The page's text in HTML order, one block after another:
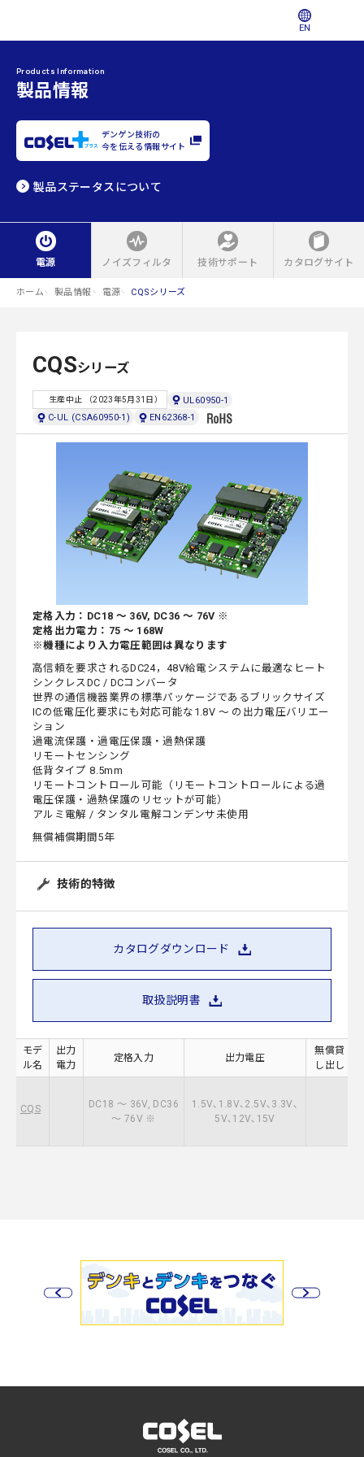
EN
Products Information
製品情報
デンゲン技術の
今を伝える情報サイト
製品ステータスについて
電源 ノイズフィルタ 技術サポート カタログサイト
ホーム 製品情報 電源 CQSシリーズ
CQSシリーズ
生産中止 （2023年5月31日）
UL60950-1
C-UL (CSA60950-1)
EN62368-1
定格入力：DC18 ～ 36V, DC36 ～ 76V ※
定格出力電力：75 ～ 168W
※機種により入力電圧範囲は異なります
高信頼を要求されるDC24，48V給電システムに最適なヒート
シンクレスDC / DCコンバータ
世界の通信機器業界の標準パッケージであるブリックサイズ
ICの低電圧化要求にも対応可能な1.8V ～ の出力電圧バリエー
ション
過電流保護・過電圧保護・過熱保護
リモートセンシング
低背タイプ 8.5mm
リモートコントロール可能（リモートコントロールによる過
電圧保護・過熱保護のリセットが可能）
アルミ電解 / タンタル電解コンデンサ未使用
無償補償期間5年
技術的特徴
カタログダウンロード
取扱説明書
モデ
ル名
出力
電力
定格入力 出力電圧
無償貸
し出し
CQS
DC18 ～ 36V, DC36
～ 76V ※
1.5V､1.8V､2.5V､3.3V､
5V､12V､15V